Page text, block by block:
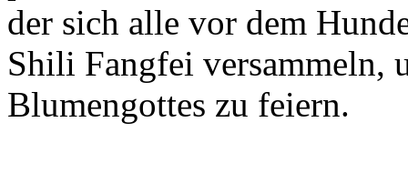
der sich alle vor dem
Shili Fangfei versammeln,
Blumengottes zu feiern.